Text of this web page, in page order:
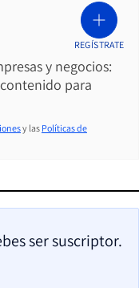
y negocios:
para
REGÍSTRATE
y las Políticas de
ser suscriptor.